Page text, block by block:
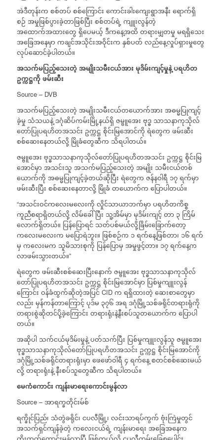
အဲဒီတုန်းက စစ်တပ် စစ်ကြောင်း ကောင်းခါးကျေးရွာအနီး ရောက်ရှိ
စဉ် အမှုဖြစ်ပွားခဲ့တာဖြစ်ပြီး စစ်တပ်ရဲ့ ကျူးလွန်တဲ့
အထောက်အထားတွေ ရှိပေမယ့် ဒီကနေ့အထိ တရားမျှတမှု မရရှိသေး
အခြေအနေမှာ ကချင်အသိုင်းအဝိုင်းက နှစ်ပတ် လည်နေ့လှုပ်ရှားမှုတွေ
လုပ်ဆောင်ခဲ့ပါတယ်။
အသက်မပြည့်သေးတဲ့ အမျိုးသမီးငယ်အား မုဒိမ်းကျင့်မှုနဲ့ ပရဟိတ
ဥက္ကဋ္ဌကို ဖမ်းဆီး
Source – DVB
အသက်မပြည့်သေးတဲ့ အမျိုးသမီးငယ်တယောက်အား အဓမ္မပြုကျင့်
ခဲ့မှု သံသယနဲ့ ဒဂုံဆိပ်ကမ်းမြို့နယ်ရှိ ဇမ္ဗူအေး ဗုဒ္ဓ သာသနာကုသိုလ်
တော်ပြုပရဟိတအသင်း ဥက္ကဋ္ဌ စိုင်းမြအောင်ကို ရဲတွေက ဖမ်းဆီး
စစ်ဆေးနေတယ်လို့ မြိုခံတွေဆီက သိရပါတယ်။
ဇမ္ဗူအေး ဗုဒ္ဓသာသနာကုသိုလ်တော်ပြုပရဟိတအသင်း ဥက္ကဋ္ဌ စိုင်းမြ
အောင်မှာ အသင်းသူ အသက်မပြည့်သေးတဲ့ အမျိုး သမီးငယ်တစ်
ယောက်ကို အဓမ္မပြုကျင့်ခဲ့တယ်ဆိုပြီး ရဲတွေက ဇန်နဝါရီ ၁၇ ရက်မှာ
ဖမ်းဆီးပြီး စစ်ဆေးနေတာလို့ မြိုခံ တယောက်က ပြောပါတယ်။
“အသင်းဝင်ကလေးမလေးကို လှိုင်သာယာဘက်မှာ ပရဟိတကိစ္စ
ကူညီစရာရှိတယ်လို့ လိမ်ခေါ်ပြီး သူ့အိမ်မှာ မုဒိမ်းကျင့် တာ ၃ ကြိမ်
လောက်ရှိတယ်။ ပြန်ပြောရင် သတ်ပစ်မယ်လို့ခြိမ်းခြောက်တော့
ကလေးမလေးက မပြောရဲဘူး။ ဖြစ်စဉ်က ၁ ရက်နေ့ဖြစ်တာ၊ ၁၆ ရက်
မှ ကလေးမက သူမိသားစုကို ပြန်ပြောမှ အမှုဖွင့်တာ။ ၁၇ ရက်နေ့က
လာဖမ်းသွားတယ်။”
ရဲတွေက ဖမ်းဆီးစစ်ဆေးပြီးနောက် ဇမ္ဗူအေး ဗုဒ္ဓသာသနာကုသိုလ်
တော်ပြုပရဟိတအသင်း ဥက္ကဋ္ဌ စိုင်းမြအောင်မှာ ပြစ်မှုကျူးလွန်
ကြောင်း ဝန်ခံထွက်ဆိုတဲ့အပြင် CID က ရရှိထားတဲ့ ဆေးစာတွေမှာ
လည်း မှန်ကန်တာကြောင့် ပုဒ်မ ၃၇၆ အရ ဒဂုံမြို့သစ်ခရိုင်တရားရုံကို
တရားစွဲဆိုတင်ပို့ခဲ့ကြောင်း တရားရုံးနဲ့နီးစပ်သူတယောက်က ပြောပါ
တယ်။
အဆိုပါ သက်ငယ်မုဒိမ်းမှုနဲ့ ပတ်သက်ပြီး ပြစ်မှုကျူးလွန်သူ ဇမ္ဗူအေး
ဗုဒ္ဓသာသနာကုသိုလ်တော်ပြုပရဟိတအသင်း ဥက္ကဋ္ဌ စိုင်းမြအောင်ကို
ဒဂုံမြို့သစ်ခရိုင်တရားရုံးမှာ ဖေဖော်ဝါရီ ၄ ရက်နေ့ စတင်စစ်ဆေးမယ်
လို့ တရားရုံးနဲ့ နီးစပ်သူတွေဆီက သိရပါတယ်။
မေကံကောင်း ကျန်းမာရေးကောင်းမွန်လာ
Source – အာရက္ခတိုင်းမ်စ်
ရက္ခိုင်ပြည်၊ သံတွဲခရိုင်၊ ငပလီမြို့၊ လင်းသာရပ်ကွက် ဗုံးကြဲမှုတွင်
အသက်ရှင်ကျန်ခဲ့တဲ့ ကလေးငယ်ရဲ့ ကျန်းမာရေး အခြေအနေက